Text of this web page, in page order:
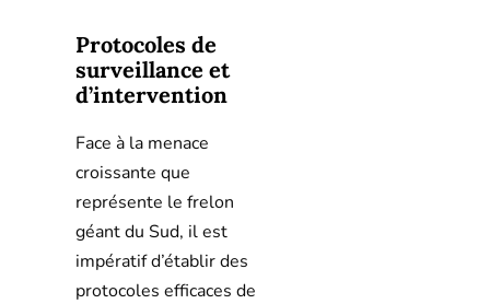
Protocoles de
surveillance et
d’intervention
Face à la menace
croissante que
représente le frelon
géant du Sud, il est
impératif d’établir des
protocoles efficaces de